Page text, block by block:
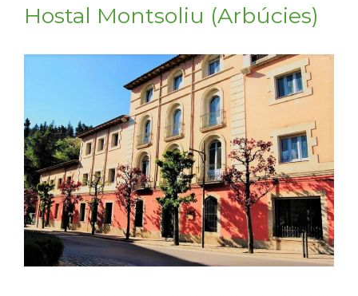
Hostal Montsoliu (Arbúcies)